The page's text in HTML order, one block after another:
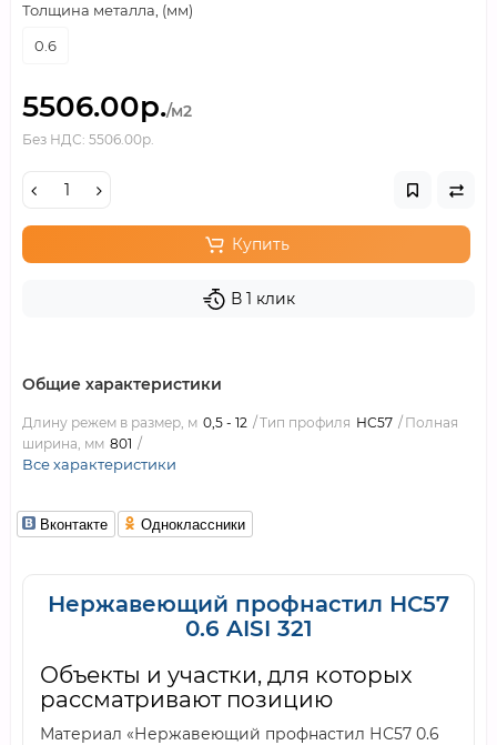
Толщина металла, (мм)
0.6
5506.00р./м2
Без НДС: 5506.00р.
Купить
В 1 клик
Общие характеристики
Длину режем в размер, м 0,5 - 12 Тип профиля НС57
Полная
ширина, мм 801
Все характеристики
Вконтакте Одноклассники
Нержавеющий профнастил НС57
0.6 AISI 321
Объекты и участки, для которых
рассматривают позицию
Материал «Нержавеющий профнастил НС57 0.6